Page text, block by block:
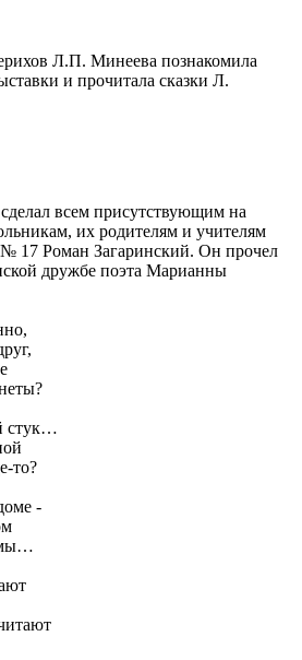
Л.П. Минеева познакомила
и прочитала сказки Л.
всем присутствующим на
их родителям и учителям
17 Роман Загаринский. Он прочел
дружбе поэта Марианны
-